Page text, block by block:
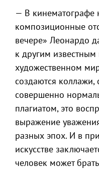
— В кинематографе
композиционные
вечере» Леонардо
к другим
художественном
создаются коллажи,
совершенно
плагиатом, это
выражение
разных эпох. И в
искусстве
человек может